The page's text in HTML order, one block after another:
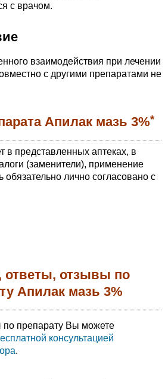
с врачом.
взаимодействия при лечении
с другими препаратами не
Апилак мазь 3%*
в представленных аптеках, в
(заменители), применение
лично согласовано с
ответы, отзывы по
Апилак мазь 3%
по препарату Вы можете
консультацией
.